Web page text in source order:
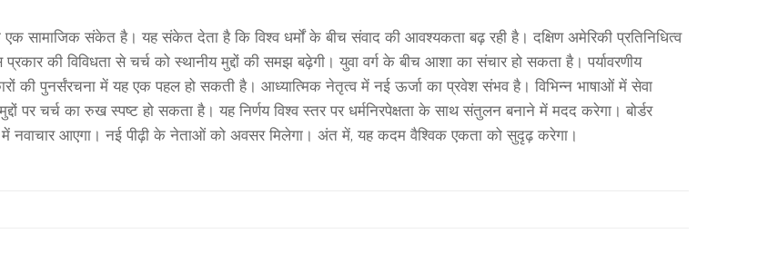
सामाजिक संकेत है। यह संकेत देता है कि विश्व धर्मों के बीच संवाद की आवश्यकता बढ़ रही है। दक्षिण अमेरिकी प्रतिनिधित्व
की विविधता से चर्च को स्थानीय मुद्दों की समझ बढ़ेगी। युवा वर्ग के बीच आशा का संचार हो सकता है। पर्यावरणीय
की पुनर्संरचना में यह एक पहल हो सकती है। आध्यात्मिक नेतृत्व में नई ऊर्जा का प्रवेश संभव है। विभिन्न भाषाओं में सेवा
पर चर्च का रुख स्पष्ट हो सकता है। यह निर्णय विश्व स्तर पर धर्मनिरपेक्षता के साथ संतुलन बनाने में मदद करेगा। बोर्डर
में नवाचार आएगा। नई पीढ़ी के नेताओं को अवसर मिलेगा। अंत में, यह कदम वैश्विक एकता को सुदृढ़ करेगा।